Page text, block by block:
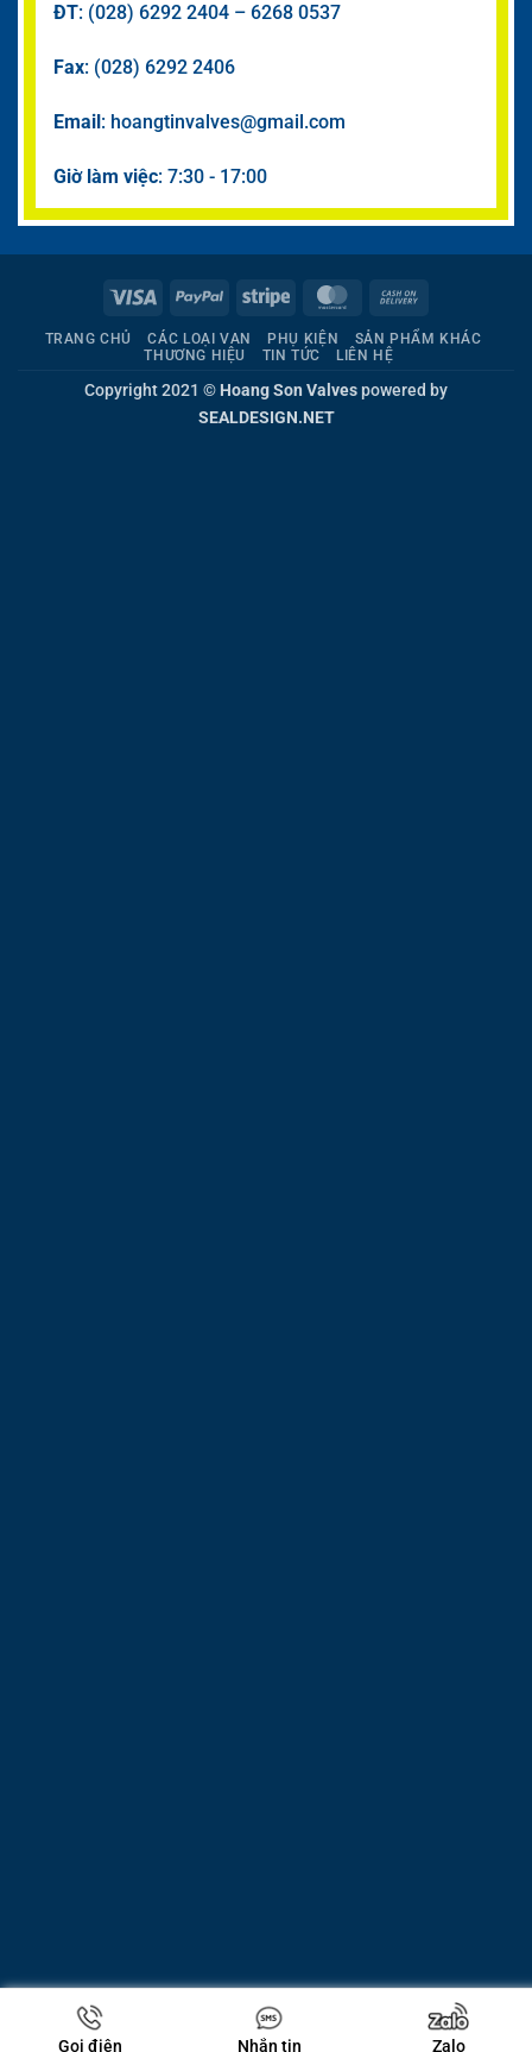
ĐT: (028) 6292 2404 – 6268 0537
Fax: (028) 6292 2406
Email: hoangtinvalves@gmail.com
Giờ làm việc: 7:30 - 17:00
Visa PayPal Stripe MasterCard
Delivery
TRANG CHỦ CÁC LOẠI VAN PHỤ KIỆN
SẢN PHẨM KHÁC
THƯƠNG HIỆU
TIN TỨC LIÊN HỆ
Copyright 2021 © Hoang Son Valvespowered by
SEALDESIGN.NET
Gọi điện Nhắn tin Zalo